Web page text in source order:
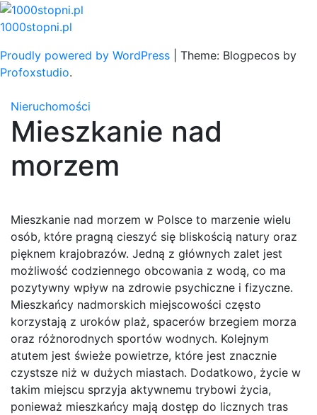
Skip
to
1000stopni.pl
Proudly powered by WordPress
Theme: Blogpecos by
Profoxstudio.
Nieruchomości
Mieszkanie nad
morzem
Mieszkanie nad morzem w Polsce to marzenie wielu
osób, które pragną cieszyć się bliskością natury oraz
pięknem krajobrazów. Jedną z głównych zalet jest
możliwość codziennego obcowania z wodą, co ma
pozytywny wpływ na zdrowie psychiczne i fizyczne.
Mieszkańcy nadmorskich miejscowości często
korzystają z uroków plaż, spacerów brzegiem morza
oraz różnorodnych sportów wodnych. Kolejnym
atutem jest świeże powietrze, które jest znacznie
czystsze niż w dużych miastach. Dodatkowo, życie w
takim miejscu sprzyja aktywnemu trybowi życia,
ponieważ mieszkańcy mają dostęp do licznych tras